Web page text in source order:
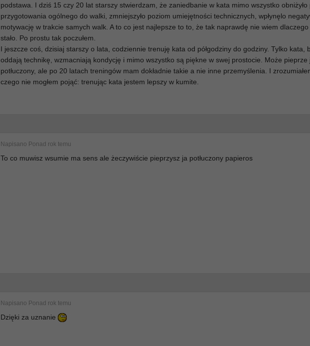
podstawa. I dziś 15 czy 20 lat starszy stwierdzam, że zaniedbanie w kata mimo wszystko obniżyło
przygotowania ogólnego do walki, zmniejszyło poziom umiejętności technicznych, wpłynęlo
motywację w trakcie samych walk. A to co jest najlepsze to to, że tak naprawdę nie wiem dlaczego
stało. Po prostu tak poczułem.
I jeszcze coś, dzisiaj starszy o lata, codziennie trenuję kata od półgodziny do godziny. Tylko kata,
oddają technikę, wzmacniają kondycję i mimo wszystko są piękne w swej prostocie. Może pieprze
potłuczony, ale po 20 latach treningów mam dokładnie takie a nie inne przemyślenia. I
czego nie mogłem pojąć: trenując kata jestem lepszy w kumite.
Napisano Ponad rok temu
To co muwisz wsumie ma sens ale żeczywiście pieprzysz ja potłuczony papieros
Napisano Ponad rok temu
Dzięki za uznanie